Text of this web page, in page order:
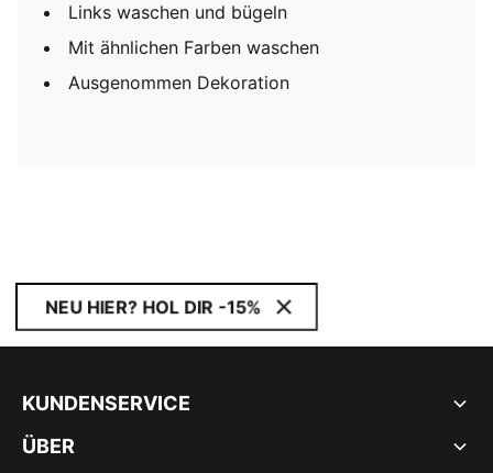
Links waschen und bügeln
Mit ähnlichen Farben waschen
Ausgenommen Dekoration
NEU HIER? HOL DIR -15%
KUNDENSERVICE
ÜBER